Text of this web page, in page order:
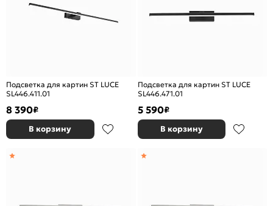
Подсветка для картин ST LUCE
SL446.411.01
8 390₽
В корзину
Подсветка для картин ST LUCE
SL446.471.01
5 590₽
В корзину